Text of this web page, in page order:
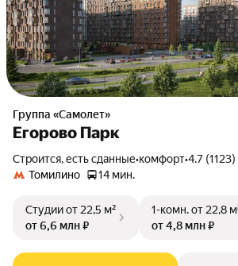
Группа «Самолет»
Егорово Парк
Строится, есть сданные•комфорт•4.7 (1123)
Томилино
14 мин.
Студииот 22,5 м²
от 6,6 млн ₽
1-комн.от 22,8
от 4,8 млн ₽